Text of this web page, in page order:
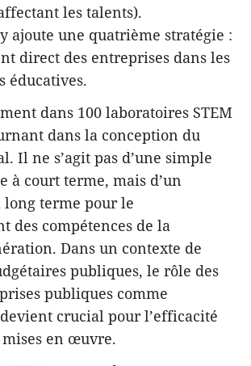
les talents).
ajoute une quatrième stratégie :
direct des entreprises dans les
éducatives.
dans 100 laboratoires STEM
dans la conception du
Il ne s’agit pas d’une simple
à court terme, mais d’un
long terme pour le
des compétences de la
Dans un contexte de
publiques, le rôle des
publiques comme
crucial pour l’efficacité
en œuvre.